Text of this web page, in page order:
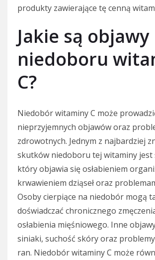
produkty zawierające tę cenną
Jakie są objawy
niedoboru
C?
Niedobór witaminy C może
nieprzyjemnych objawów oraz
zdrowotnych. Jednym z najbardziej
skutków niedoboru tej witaminy
który objawia się osłabieniem
krwawieniem dziąseł oraz
Osoby cierpiące na niedobór mogą
doświadczać chronicznego
osłabienia mięśniowego. Inne
siniaki, suchość skóry oraz
ran. Niedobór witaminy C może